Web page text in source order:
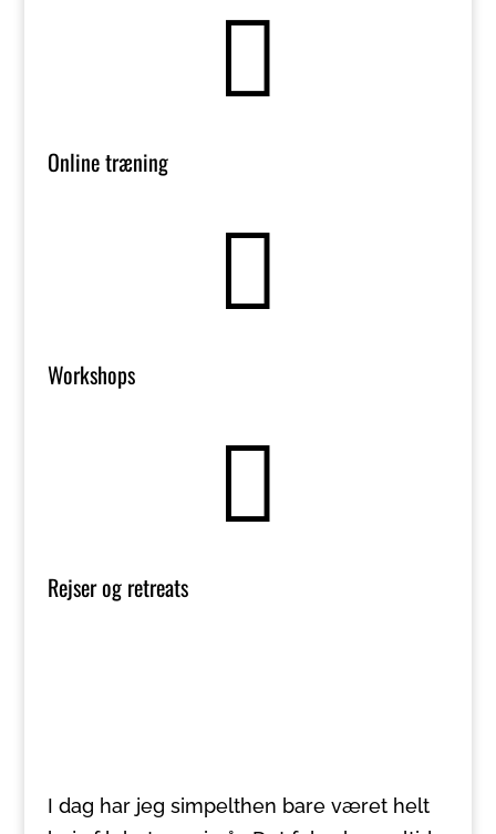

Online træning

Workshops

Rejser og retreats
I dag har jeg simpelthen bare været helt